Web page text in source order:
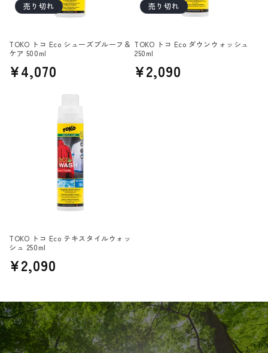
売り切れ
TOKO トコ Eco シューズプルーフ＆
ケア 500ml
通
常
¥4,070
売り切れ
TOKO トコ Eco ダウンウォッシュ
250ml
通
常
¥2,090
TOKO トコ Eco テキスタイルウォッ
シュ 250ml
通
常
格
¥2,090